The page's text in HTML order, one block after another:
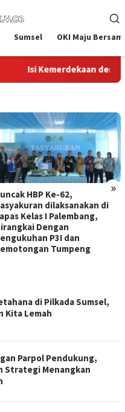
Sumsel OKI Maju
Lapas Sekayu Berbagi di
»
HBP Ke-62,
dilaksanakan di
Kelas I Palembang,
Dengan
P3I dan
Tumpeng
di Pilkada Sumsel,
Kita Lemah
Parpol Pendukung,
Strategi Menangkan